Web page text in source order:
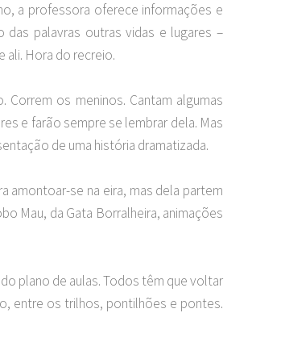
a professora oferece informações e
das palavras outras vidas e lugares –
ali. Hora do recreio.
os meninos. Cantam algumas
e farão sempre se lembrar dela. Mas
de uma história dramatizada.
amontoar-se na eira, mas dela partem
Mau, da Gata Borralheira, animações
plano de aulas. Todos têm que voltar
entre os trilhos, pontilhões e pontes.